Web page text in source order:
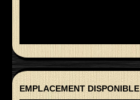
EMPLACEMENT DISPONIBLE